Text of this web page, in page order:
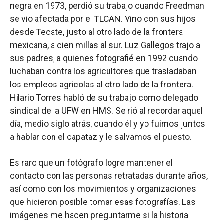
negra en 1973, perdió su trabajo cuando Freedman
se vio afectada por el TLCAN. Vino con sus hijos
desde Tecate, justo al otro lado de la frontera
mexicana, a cien millas al sur. Luz Gallegos trajo a
sus padres, a quienes fotografié en 1992 cuando
luchaban contra los agricultores que trasladaban
los empleos agrícolas al otro lado de la frontera.
Hilario Torres habló de su trabajo como delegado
sindical de la UFW en HMS. Se rió al recordar aquel
día, medio siglo atrás, cuando él y yo fuimos juntos
a hablar con el capataz y le salvamos el puesto.
Es raro que un fotógrafo logre mantener el
contacto con las personas retratadas durante años,
así como con los movimientos y organizaciones
que hicieron posible tomar esas fotografías. Las
imágenes me hacen preguntarme si la historia